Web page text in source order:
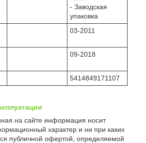
- Заводская
упаковка
03-2011
09-2018
5414849171107
на сайте информация носит
характер и ни при каких
публичной офертой, определяемой